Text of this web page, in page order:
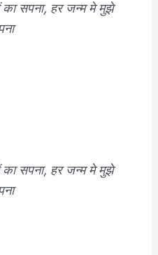
का सपना, हर जन्म मे मुझे
का सपना, हर जन्म मे मुझे